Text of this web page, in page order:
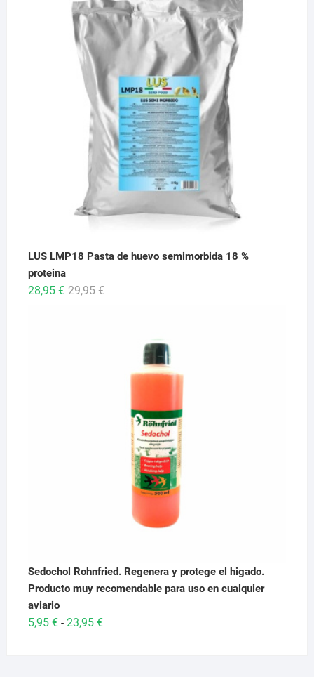
precios:
desde
6,95 €
26,95 €
LUS LMP18 Pasta de huevo semimorbida 18 %
proteina
29,95€El
28,95 €
El
Sedochol Rohnfried. Regenera y protege el higado.
Producto muy recomendable para uso en cualquier
aviario
5,95 € - 23,95 €Rango